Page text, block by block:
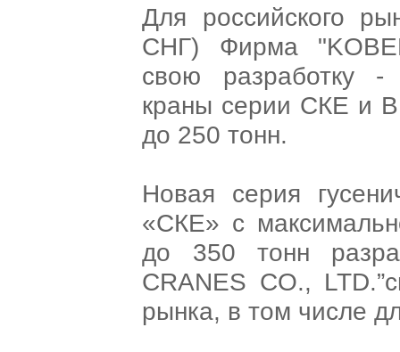
Для российского
СНГ) Фирма
свою разработку -
краны серии СКЕ и
до 250 тонн.
Новая серия
«СКЕ» с
до 350 тонн
CRANES CO.,
рынка, в том числе